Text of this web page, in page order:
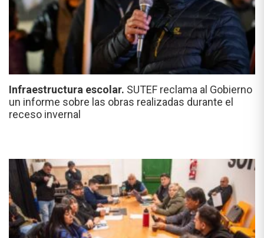
Infraestructura escolar. SUTEF reclama al Gobierno
un informe sobre las obras realizadas durante el
receso invernal